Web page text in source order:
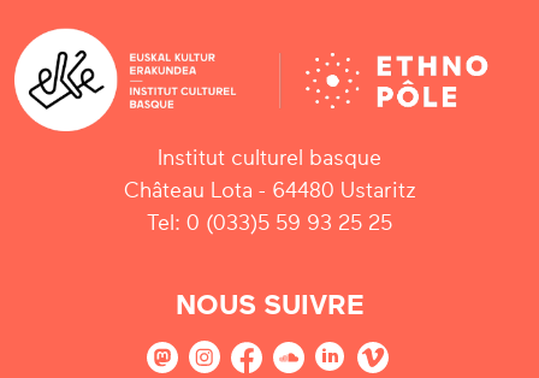
Institut culturel basque
Château Lota - 64480 Ustaritz
Tel: 0 (033)5 59 93 25 25
NOUS SUIVRE